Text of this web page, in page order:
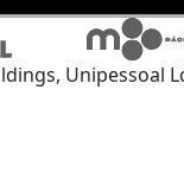
Unipessoal